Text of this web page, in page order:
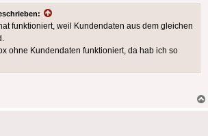
funktioniert, weil Kundendaten aus dem gleichen
ohne Kundendaten funktioniert, da hab ich so